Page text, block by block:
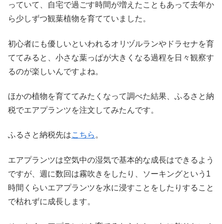
っていて、自宅で過ごす時間が増えたこともあって去年か
ら少しずつ観葉植物を育てていました。
初心者にも優しいといわれるオリヅルランやドラセナを育
ててみると、小さな葉っぱが大きくなる過程を日々観察す
るのが楽しいんですよね。
ほかの植物を育ててみたくなって調べた結果、ふるさと納
税でエアプランツを注文してみたんです。
ふるさと納税先はこちら 。
エアプランツは空気中の湿気で基本的な成長はできるよう
ですが、週に数回は霧吹きをしたり、ソーキングという1
時間くらいエアプランツを水に浸すことをしたりすること
で枯れずに成長します。